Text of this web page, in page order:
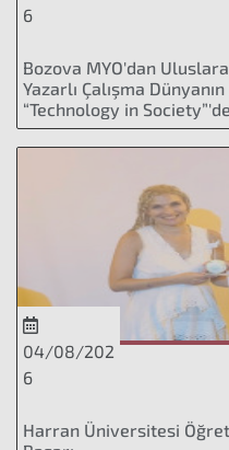
6
Bozova MYO'dan
Yazarlı Çalışma
“Technology in
04/08/202
6
Harran Üniversitesi